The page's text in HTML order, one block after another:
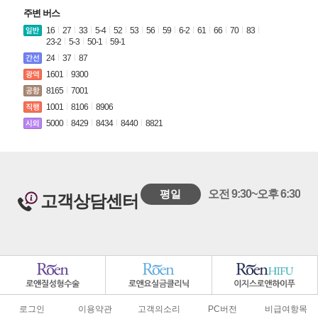
주변 버스
16 27 33 5-4 52 53 56 59 6-2 61 66 70
83
23-2
5-3 50-1
59-1
24
37
87
1601
9300
8165
7001
1001
8106
8906
5000
8429 8434 8440 8821
고객상담센터 평일 오전 9:30~오후 6:30
로그인 이용약관 고객의소리 PC버전 비급여항목